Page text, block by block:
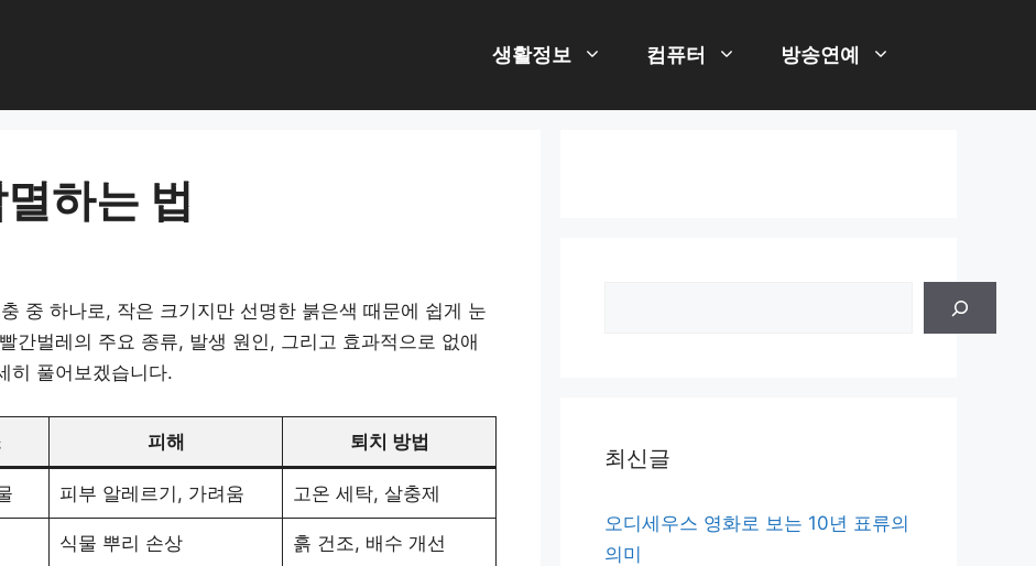
생활정보 컴퓨터 방송연예
하는 법
중 하나로, 작은 크기지만 선명한 붉은색 때문에 쉽게 눈
간벌레의 주요 종류, 발생 원인, 그리고 효과적으로 없애
히 풀어보겠습니다.
피해 퇴치 방법
피부 알레르기, 가려움 고온 세탁, 살충제
식물 뿌리 손상 흙 건조, 배수 개선
최신글
오디세우스 영화로 보는 10년 표류의
의미